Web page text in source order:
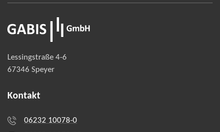
Lessingstraße 4-6
67346 Speyer
Kontakt
06232 10078-0